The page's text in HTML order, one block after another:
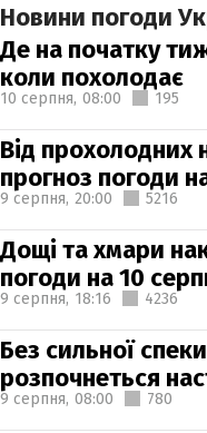
Новини погоди
Де на початку
коли похолодає
10 серпня, 08:00 195
Від прохолодних
прогноз погоди
9 серпня, 20:00 5216
Дощі та хмари
погоди на 10
9 серпня, 18:16 4236
Без сильної
розпочнеться
9 серпня, 08:00 780